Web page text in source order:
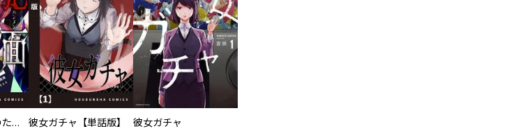
犯面教師～生徒のためなら、何でもヤリます～【単話版】 彼女ガチャ【単話版】 彼女ガチャ